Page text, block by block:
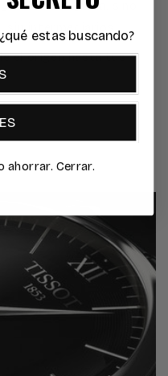
de cada gema, sino
, sin intermediarios.
el origen hasta tus
estas buscando?
ahorrar. Cerrar.